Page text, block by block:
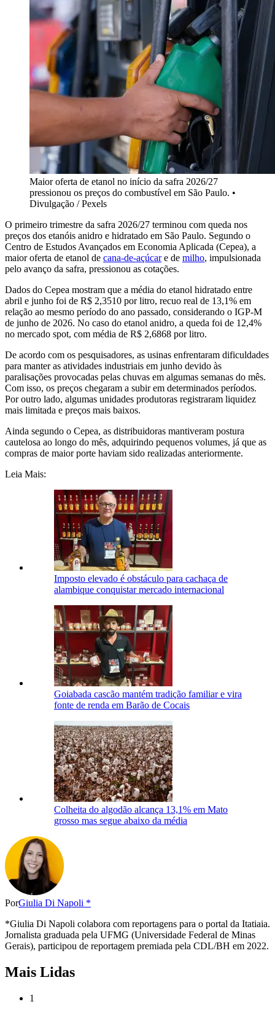
Maior oferta de etanol no início da safra 2026/27
pressionou os preços do combustível em São Paulo. •
Divulgação / Pexels
O primeiro trimestre da safra 2026/27 terminou com queda nos
preços dos etanóis anidro e hidratado em São Paulo. Segundo o
Centro de Estudos Avançados em Economia Aplicada (Cepea), a
maior oferta de etanol de cana-de-açúcare de milho, impulsionada
pelo avanço da safra, pressionou as cotações.
Dados do Cepea mostram que a média do etanol hidratado entre
abril e junho foi de R$ 2,3510 por litro, recuo real de 13,1% em
relação ao mesmo período do ano passado, considerando o IGP-M
de junho de 2026. No caso do etanol anidro, a queda foi de 12,4%
no mercado spot, com média de R$ 2,6868 por litro.
De acordo com os pesquisadores, as usinas enfrentaram dificuldades
para manter as atividades industriais em junho devido às
paralisações provocadas pelas chuvas em algumas semanas do mês.
Com isso, os preços chegaram a subir em determinados períodos.
Por outro lado, algumas unidades produtoras registraram liquidez
mais limitada e preços mais baixos.
Ainda segundo o Cepea, as distribuidoras mantiveram postura
cautelosa ao longo do mês, adquirindo pequenos volumes, já que as
compras de maior porte haviam sido realizadas anteriormente.
Leia Mais:
Imposto elevado é obstáculo para cachaça de
alambique conquistar mercado internacional
Goiabada cascão mantém tradição familiar e vira
fonte de renda em Barão de Cocais
Colheita do algodão alcança 13,1% em Mato
grosso mas segue abaixo da média
PorGiulia Di Napoli *
*Giulia Di Napoli colabora com reportagens para o portal da Itatiaia.
Jornalista graduada pela UFMG (Universidade Federal de Minas
Gerais), participou de reportagem premiada pela CDL/BH em 2022.
Mais Lidas
1